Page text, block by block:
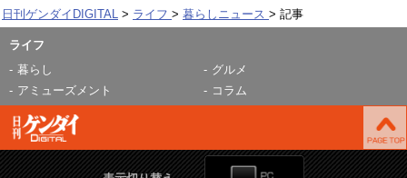
日刊ゲンダイDIGITAL ライフ 暮らしニュース 記事
ライフ
暮らし
グルメ
アミューズメント
コラム